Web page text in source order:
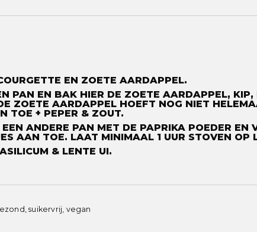
EN ZOETE AARDAPPEL.
PAN EN BAK HIER DE ZOETE AARDAPPEL, KIP,
ZOETE AARDAPPEL HOEFT NOG NIET
TOE + PEPER & ZOUT.
ANDERE PAN MET DE PAPRIKA POEDER EN
AAN TOE. LAAT MINIMAAL 1 UUR STOVEN OP
& LENTE UI.
suikervrij, vegan